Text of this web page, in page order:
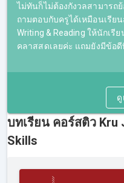
เหมาะสำหรับผู้ที่มีข้อจำกัดใ
การเดินทาง เพราะการเรี
ทุกที่ทุกเวลา หากมีอุปกรณ์
และการเรียนออนไลน์ก็ไม่
เข้าใจในเนื้อหาการสอน ส
สามารถทดลองติว IELTS
ข้อผูกมัดใดๆ อยากรู้ว่า
เรียนกันได้ในแต่ละหน้าของ
ไม่ทันก็ไม่ต้องกังวลสามารถ
ถามตอบกับครูได้เหมือนเรีย
Writing & Reading ให้นักเรี
คลาสสดเลยค่ะ แถมยังมีข้อ
ดู
บทเรียน คอร์สติว Kru
Skills